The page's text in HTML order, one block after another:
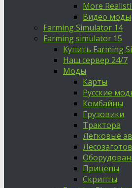
More
Видео моды
Farming Simulator 14
Farming simulator 15
Купить Farming
Наш сервер 24/7
Моды
Карты
Русские
Комбайны
Грузовики
Трактора
Легковые
Прицепы
Скрипты